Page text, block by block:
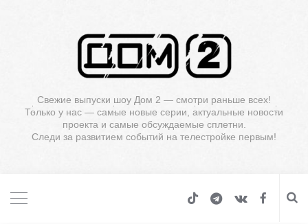
Свежие выпуски шоу Дом 2 — смотри раньше всех!
Только у нас — самые новые серии, актуальные новости
проекта и самые обсуждаемые сплетни.
Следи за развитием событий на телестройке первым!